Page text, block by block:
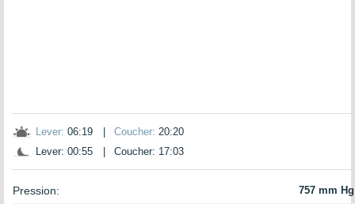
Lever: 06:19 Coucher: 20:20
Lever: 00:55
Coucher: 17:03
Pression: 757 mm Hg